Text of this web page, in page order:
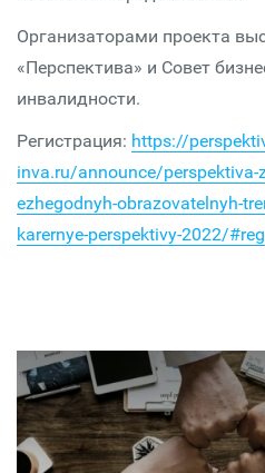
Организаторами проекта
«Перспектива» и Совет
инвалидности.
Регистрация: https://
inva.ru/announce/perspektiva-
ezhegodnyh-obrazovatelnyh-
karernye-perspektivy-2022/#reg